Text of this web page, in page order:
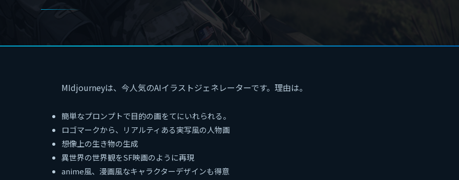
MIdjourneyは、今人気のAIイラストジェネレーターです。理由は。
簡単なプロンプトで目的の画をてにいれられる。
ロゴマークから、リアルティある実写風の人物画
想像上の生き物の生成
異世界の世界観をSF映画のように再現
anime風、漫画風なキャラクターデザインも得意